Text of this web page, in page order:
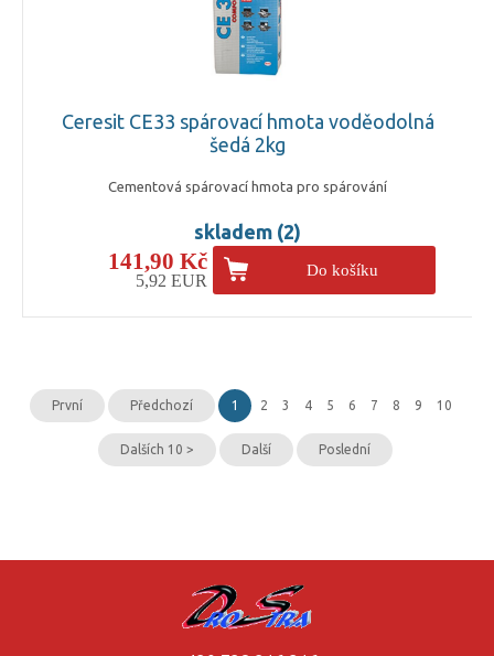
Ceresit CE33 spárovací hmota voděodolná
šedá 2kg
Cementová spárovací hmota pro spárování
skladem (2)
141,90 Kč
5,92 EUR
Do košíku
První Předchozí 1 2 3 4 5 6 7 8 9 10
Dalších 10 > Další Poslední